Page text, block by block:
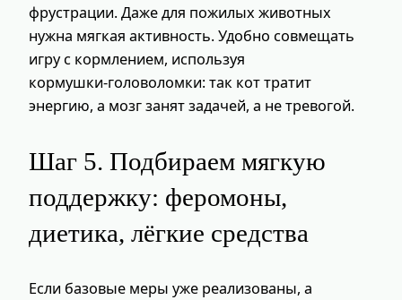
фрустрации. Даже для пожилых животных
нужна мягкая активность. Удобно совмещать
игру с кормлением, используя
кормушки‑головоломки: так кот тратит
энергию, а мозг занят задачей, а не тревогой.
Шаг 5. Подбираем мягкую
поддержку: феромоны,
диетика, лёгкие средства
Если базовые меры уже реализованы, а